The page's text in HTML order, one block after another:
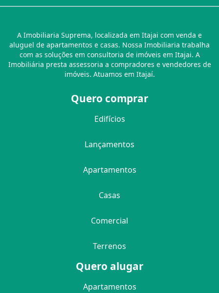
A Imobiliaria Suprema, localizada em Itajai com venda e
aluguel de apartamentos e casas. Nossa Imobiliaria trabalha
com as soluções em consultoria de imóveis em Itajai. A
Imobiliária presta assessoria a compradores e vendedores de
imóveis. Atuamos em Itajaí.
Quero comprar
Edifícios
Lançamentos
Apartamentos
Casas
Comercial
Terrenos
Quero alugar
Apartamentos